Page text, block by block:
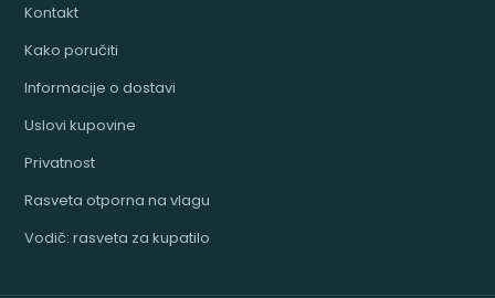
Kontakt
Kako poručiti
Informacije o dostavi
Uslovi kupovine
Privatnost
Rasveta otporna na vlagu
Vodič: rasveta za kupatilo